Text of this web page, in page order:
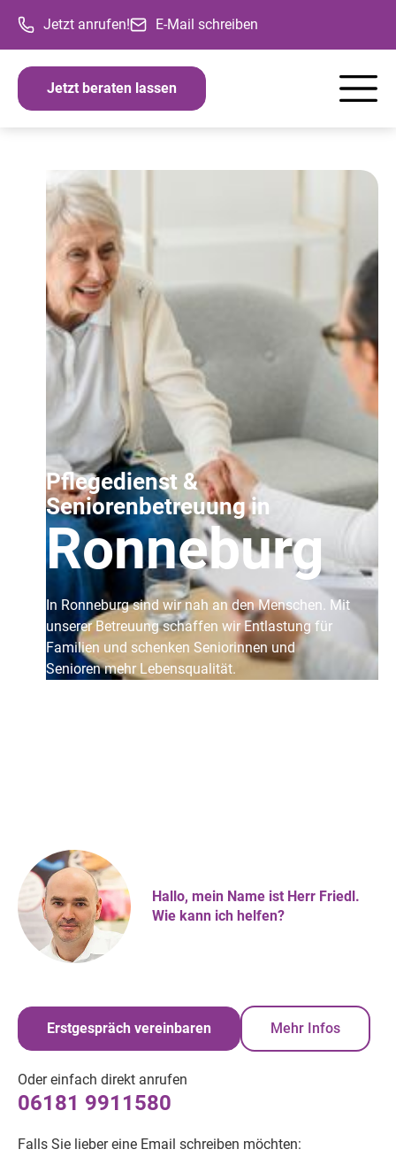
Jetzt anrufen! E-Mail schreiben
Jetzt beraten lassen
Pflegedienst &
Seniorenbetreuung in
Ronneburg
In Ronneburg sind wir nah an den Menschen. Mit
unserer Betreuung schaffen wir Entlastung für
Familien und schenken Seniorinnen und
Senioren mehr Lebensqualität.
Hallo, mein Name ist Herr Friedl.
Wie kann ich helfen?
Erstgespräch vereinbaren Mehr Infos
Oder einfach direkt anrufen
06181 9911580
Falls Sie lieber eine Email schreiben möchten: